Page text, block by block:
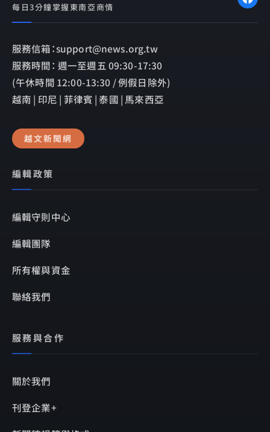
每日3分鐘掌握東南亞商情
服務信箱：support@news.org.tw
服務時間： 週一至週五 09:30-17:30
(午休時間 12:00-13:30 / 例假日除外)
越南 | 印尼 | 菲律賓 | 泰國 | 馬來西亞
越文新聞網
編輯政策
編輯守則中心
編輯團隊
所有權與資金
聯絡我們
服務與合作
關於我們
刊登企業+